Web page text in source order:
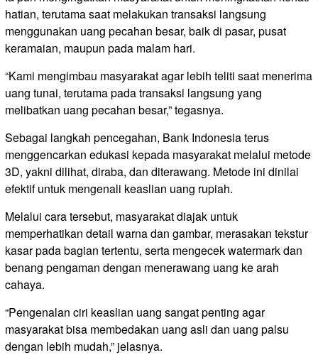
hatian, terutama saat melakukan transaksi langsung
menggunakan uang pecahan besar, baik di pasar, pusat
keramaian, maupun pada malam hari.
“Kami mengimbau masyarakat agar lebih teliti saat menerima
uang tunai, terutama pada transaksi langsung yang
melibatkan uang pecahan besar,” tegasnya.
Sebagai langkah pencegahan, Bank Indonesia terus
menggencarkan edukasi kepada masyarakat melalui metode
3D, yakni dilihat, diraba, dan diterawang. Metode ini dinilai
efektif untuk mengenali keaslian uang rupiah.
Melalui cara tersebut, masyarakat diajak untuk
memperhatikan detail warna dan gambar, merasakan tekstur
kasar pada bagian tertentu, serta mengecek watermark dan
benang pengaman dengan menerawang uang ke arah
cahaya.
“Pengenalan ciri keaslian uang sangat penting agar
masyarakat bisa membedakan uang asli dan uang palsu
dengan lebih mudah,” jelasnya.